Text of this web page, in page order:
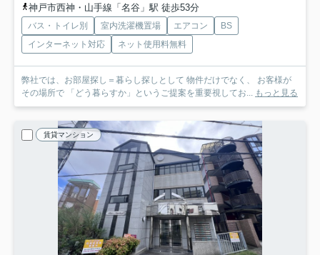
神戸市西神・山手線「名谷」駅 徒歩53分
バス・トイレ別 室内洗濯機置場 エアコン
BS
インターネット対応
ネット使用料無料
弊社では、お部屋探し＝暮らし探しとして 物件だけでなく、 お客様が
その場所で 「どう暮らすか」というご提案を重要視してお... もっと見る
賃貸マンション